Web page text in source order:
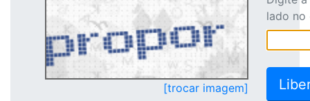
[trocar imagem]
lado no